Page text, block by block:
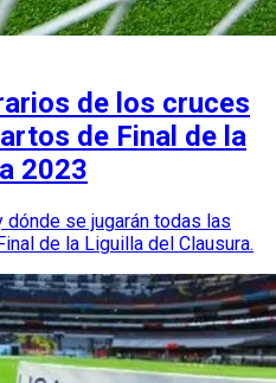
de los cruces
de Final de la
2023
dónde se jugarán todas las
de la Liguilla del Clausura.